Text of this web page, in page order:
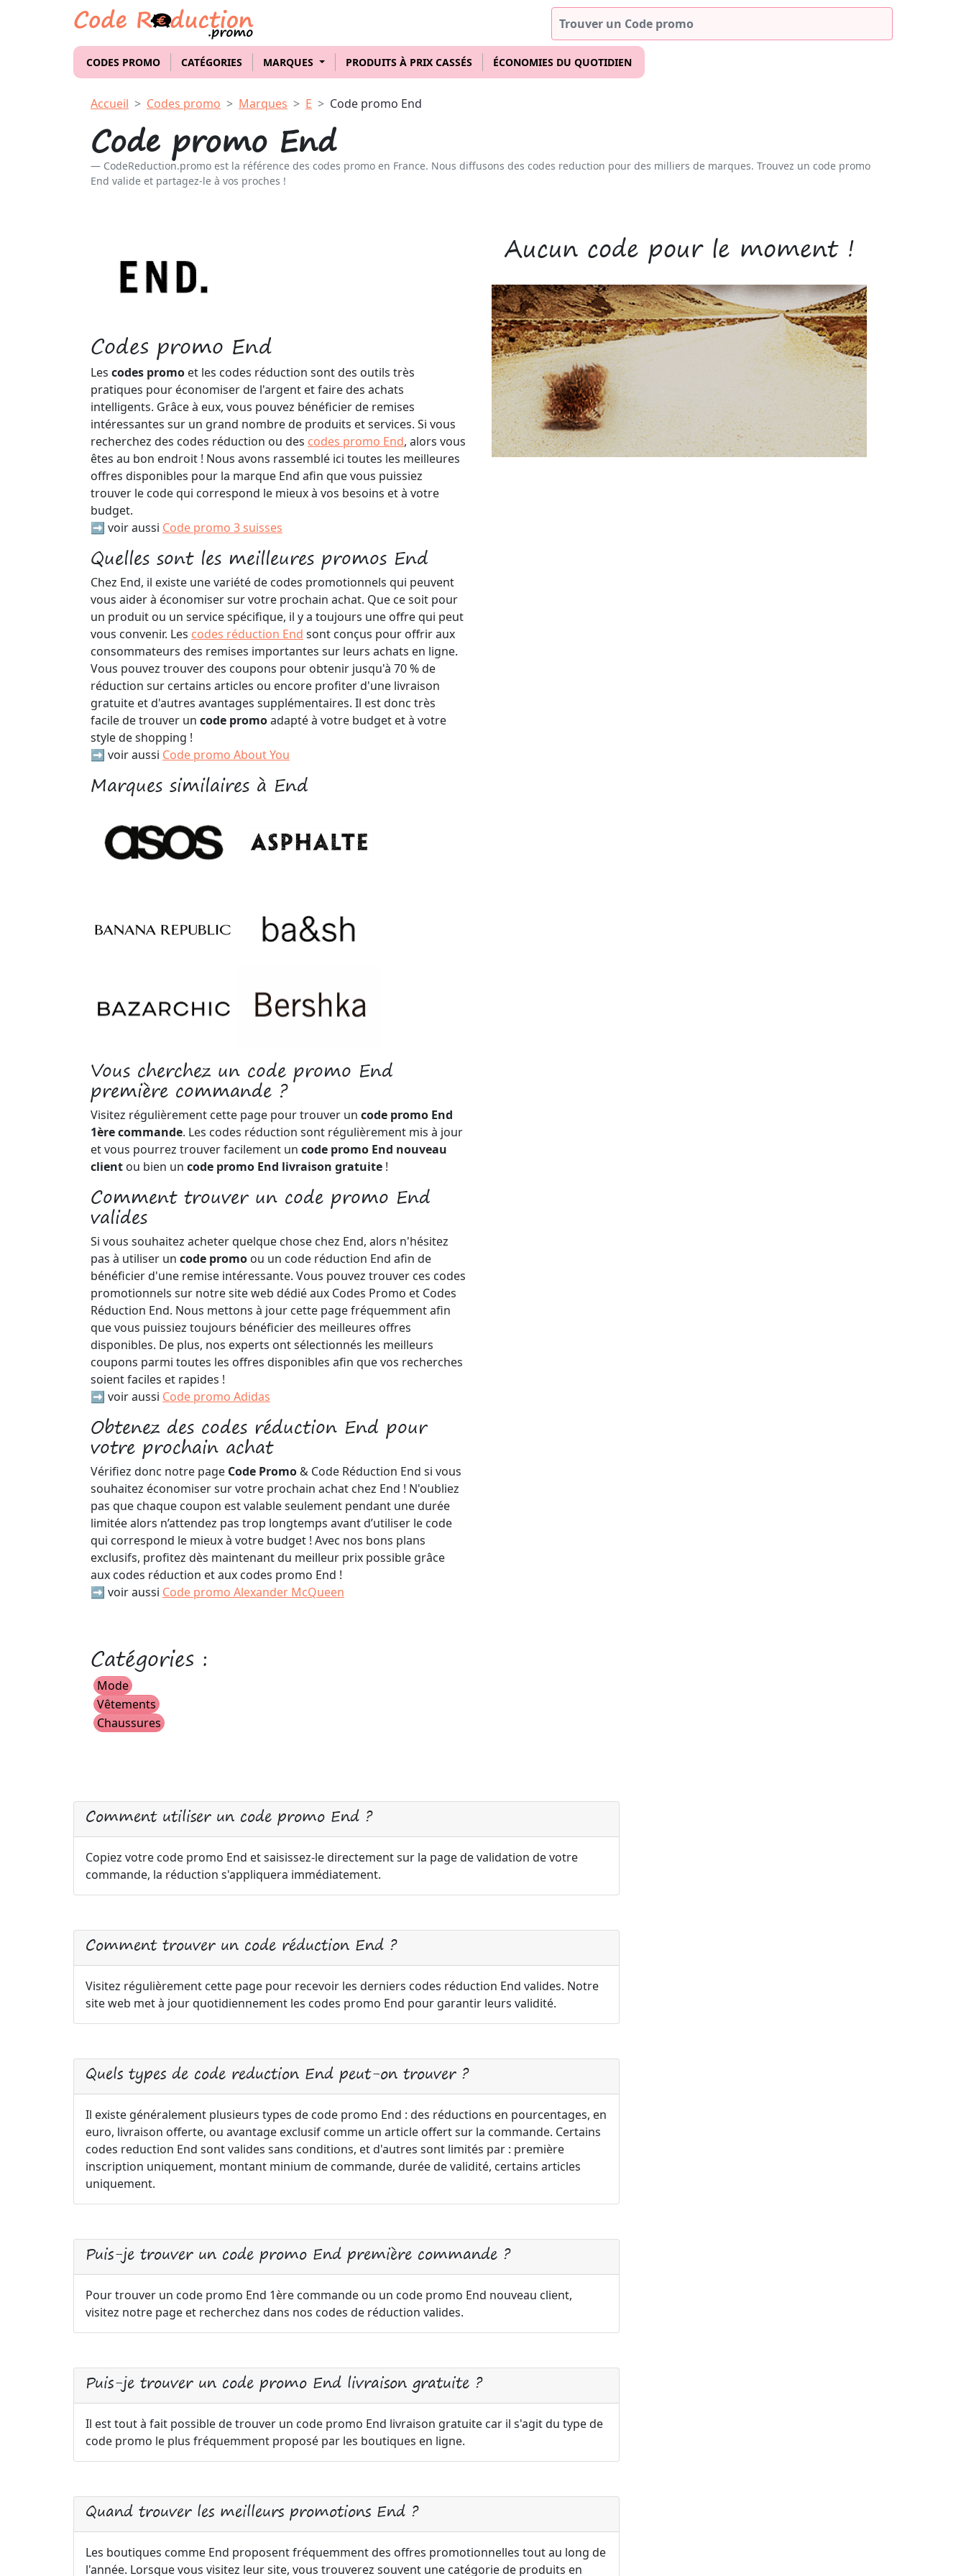
CODES PROMO CATÉGORIES MARQUES PRODUITS À PRIX CASSÉS ÉCONOMIES DU QUOTIDIEN
Accueil Codes promo Marques E Code promo End
Code promo End
CodeReduction.promo est la référence des codes promo en France. Nous diffusons des codes reduction pour des milliers de marques. Trouvez un code promo
End valide et partagez-le à vos proches !
Codes promo End
Les codes promo et les codes réduction sont des outils très
pratiques pour économiser de l'argent et faire des achats
intelligents. Grâce à eux, vous pouvez bénéficier de remises
intéressantes sur un grand nombre de produits et services. Si vous
recherchez des codes réduction ou des codes promo End, alors vous
êtes au bon endroit ! Nous avons rassemblé ici toutes les meilleures
offres disponibles pour la marque End afin que vous puissiez
trouver le code qui correspond le mieux à vos besoins et à votre
budget.
➡️ voir aussi Code promo 3 suisses
Quelles sont les meilleures promos End
Chez End, il existe une variété de codes promotionnels qui peuvent
vous aider à économiser sur votre prochain achat. Que ce soit pour
un produit ou un service spécifique, il y a toujours une offre qui peut
vous convenir. Les codes réduction End sont conçus pour offrir aux
consommateurs des remises importantes sur leurs achats en ligne.
Vous pouvez trouver des coupons pour obtenir jusqu'à 70 % de
réduction sur certains articles ou encore profiter d'une livraison
gratuite et d'autres avantages supplémentaires. Il est donc très
facile de trouver un code promoadapté à votre budget et à votre
style de shopping !
➡️ voir aussi Code promo About You
Marques similaires à End
Vous cherchez un code promo End
première commande ?
Visitez régulièrement cette page pour trouver un code promo End
1ère commande. Les codes réduction sont régulièrement mis à jour
et vous pourrez trouver facilement un code promo End nouveau
client ou bien un code promo End livraison gratuite !
Comment trouver un code promo End
valides
Si vous souhaitez acheter quelque chose chez End, alors n'hésitez
pas à utiliser un code promo ou un code réduction End afin de
bénéficier d'une remise intéressante. Vous pouvez trouver ces codes
promotionnels sur notre site web dédié aux Codes Promo et Codes
Réduction End. Nous mettons à jour cette page fréquemment afin
que vous puissiez toujours bénéficier des meilleures offres
disponibles. De plus, nos experts ont sélectionnés les meilleurs
coupons parmi toutes les offres disponibles afin que vos recherches
soient faciles et rapides !
➡️ voir aussi Code promo Adidas
Obtenez des codes réduction End pour
votre prochain achat
Vérifiez donc notre page Code Promo& Code Réduction End si vous
souhaitez économiser sur votre prochain achat chez End ! N'oubliez
pas que chaque coupon est valable seulement pendant une durée
limitée alors n’attendez pas trop longtemps avant d’utiliser le code
qui correspond le mieux à votre budget ! Avec nos bons plans
exclusifs, profitez dès maintenant du meilleur prix possible grâce
aux codes réduction et aux codes promo End !
➡️ voir aussi Code promo Alexander McQueen
Catégories :
Mode
Vêtements
Chaussures
Aucun code pour le moment !
Comment utiliser un code promo End ?
Copiez votre code promo End et saisissez-le directement sur la page de validation de votre
commande, la réduction s'appliquera immédiatement.
Comment trouver un code réduction End ?
Visitez régulièrement cette page pour recevoir les derniers codes réduction End valides. Notre
site web met à jour quotidiennement les codes promo End pour garantir leurs validité.
Quels types de code reduction End peut-on trouver ?
Il existe généralement plusieurs types de code promo End : des réductions en pourcentages, en
euro, livraison offerte, ou avantage exclusif comme un article offert sur la commande. Certains
codes reduction End sont valides sans conditions, et d'autres sont limités par : première
inscription uniquement, montant minium de commande, durée de validité, certains articles
uniquement.
Puis-je trouver un code promo End première commande ?
Pour trouver un code promo End 1ère commande ou un code promo End nouveau client,
visitez notre page et recherchez dans nos codes de réduction valides.
Puis-je trouver un code promo End livraison gratuite ?
Il est tout à fait possible de trouver un code promo End livraison gratuite car il s'agit du type de
code promo le plus fréquemment proposé par les boutiques en ligne.
Quand trouver les meilleurs promotions End ?
Les boutiques comme End proposent fréquemment des offres promotionnelles tout au long de
l'année. Lorsque vous visitez leur site, vous trouverez souvent une catégorie de produits en